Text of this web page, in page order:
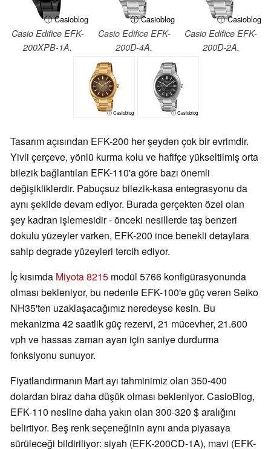
ⓘ Casioblog
Casio Edifice EFK-
200XPB-1A.
ⓘ Casioblog
Casio Edifice EFK-
200D-4A.
ⓘ Casioblog
Casio Edifice EFK-
200D-2A.
ⓘ Casioblog ⓘ Casioblog
Tasarım açısından EFK-200 her şeyden çok bir evrimdir.
Yivli çerçeve, yönlü kurma kolu ve hafifçe yükseltilmiş orta
bilezik bağlantıları EFK-110'a göre bazı önemli
değişikliklerdir. Pabuçsuz bilezik-kasa entegrasyonu da
aynı şekilde devam ediyor. Burada gerçekten özel olan
şey kadran işlemesidir - önceki nesillerde taş benzeri
dokulu yüzeyler varken, EFK-200 ince benekli detaylara
sahip degrade yüzeyleri tercih ediyor.
İç kısımda Miyota 8215 modül 5766 konfigürasyonunda
olması bekleniyor, bu nedenle EFK-100'e güç veren Seiko
NH35'ten uzaklaşacağımız neredeyse kesin. Bu
mekanizma 42 saatlik güç rezervi, 21 mücevher, 21.600
vph ve hassas zaman ayarı için saniye durdurma
fonksiyonu sunuyor.
Fiyatlandırmanın Mart ayı tahminimiz olan 350-400
dolardan biraz daha düşük olması bekleniyor. CasioBlog,
EFK-110 nesline daha yakın olan 300-320 $ aralığını
belirtiyor. Beş renk seçeneğinin aynı anda piyasaya
sürüleceği bildiriliyor: siyah (EFK-200CD-1A), mavi (EFK-